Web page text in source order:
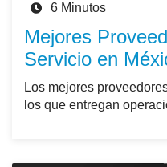
6 Minutos
Mejores
Servicio en
Los mejores
los que entregan